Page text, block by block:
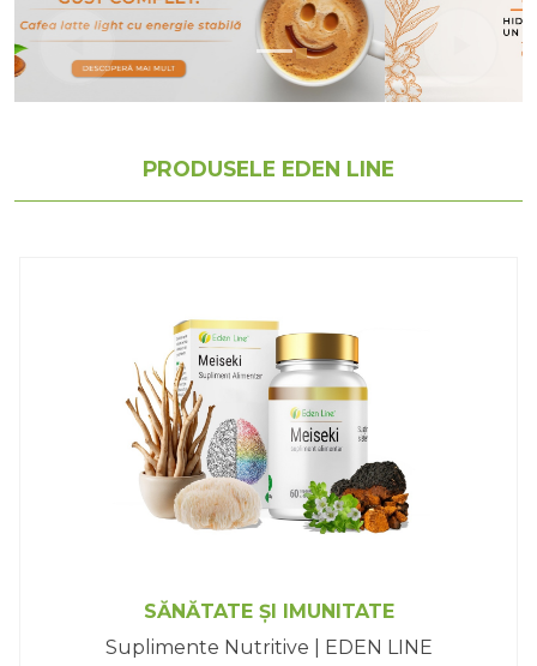
PRODUSELE EDEN LINE
SĂNĂTATE ȘI IMUNITATE
Suplimente Nutritive | EDEN LINE